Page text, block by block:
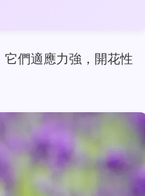
們適應力強，開花性